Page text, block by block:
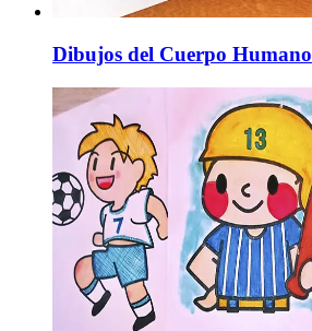
Dibujos del Cuerpo Humano